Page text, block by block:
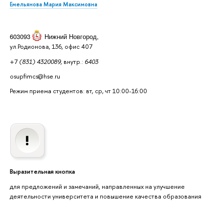
Емельянова Мария Максимовна
603093 Нижний Новгород,
ул.Родионова, 136, офис 407
+7 (831) 4320089, внутр.: 6403
osupfimcs@hse.ru
Режим приема студентов: вт, ср, чт 10:00-16:00
Выразительная кнопка
для предложений и замечаний, направленных на улучшение
деятельности университета и повышение качества образования